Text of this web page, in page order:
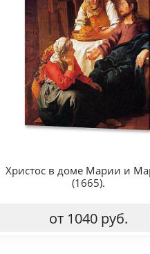
Христос в доме Марии и
(1665).
от 1040 руб.